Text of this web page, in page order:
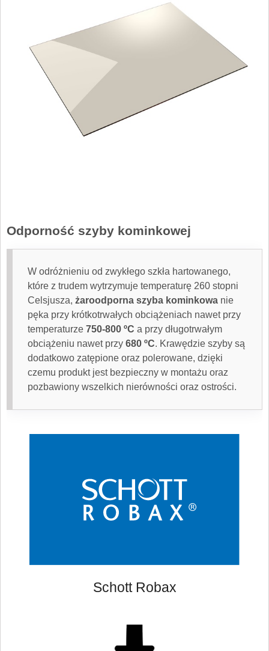
Odporność szyby kominkowej
W odróżnieniu od zwykłego szkła hartowanego,
które z trudem wytrzymuje temperaturę 260 stopni
Celsjusza, żaroodporna szyba kominkowa nie
pęka przy krótkotrwałych obciążeniach nawet przy
temperaturze 750-800 ºC a przy długotrwałym
obciążeniu nawet przy 680 ºC. Krawędzie szyby są
dodatkowo zatępione oraz polerowane, dzięki
czemu produkt jest bezpieczny w montażu oraz
pozbawiony wszelkich nierówności oraz ostrości.
Schott Robax